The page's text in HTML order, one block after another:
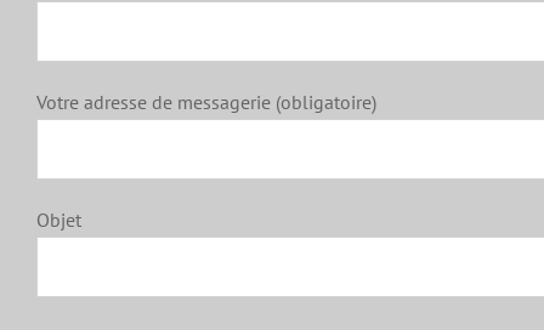
Votre adresse de messagerie (obligatoire)
Objet